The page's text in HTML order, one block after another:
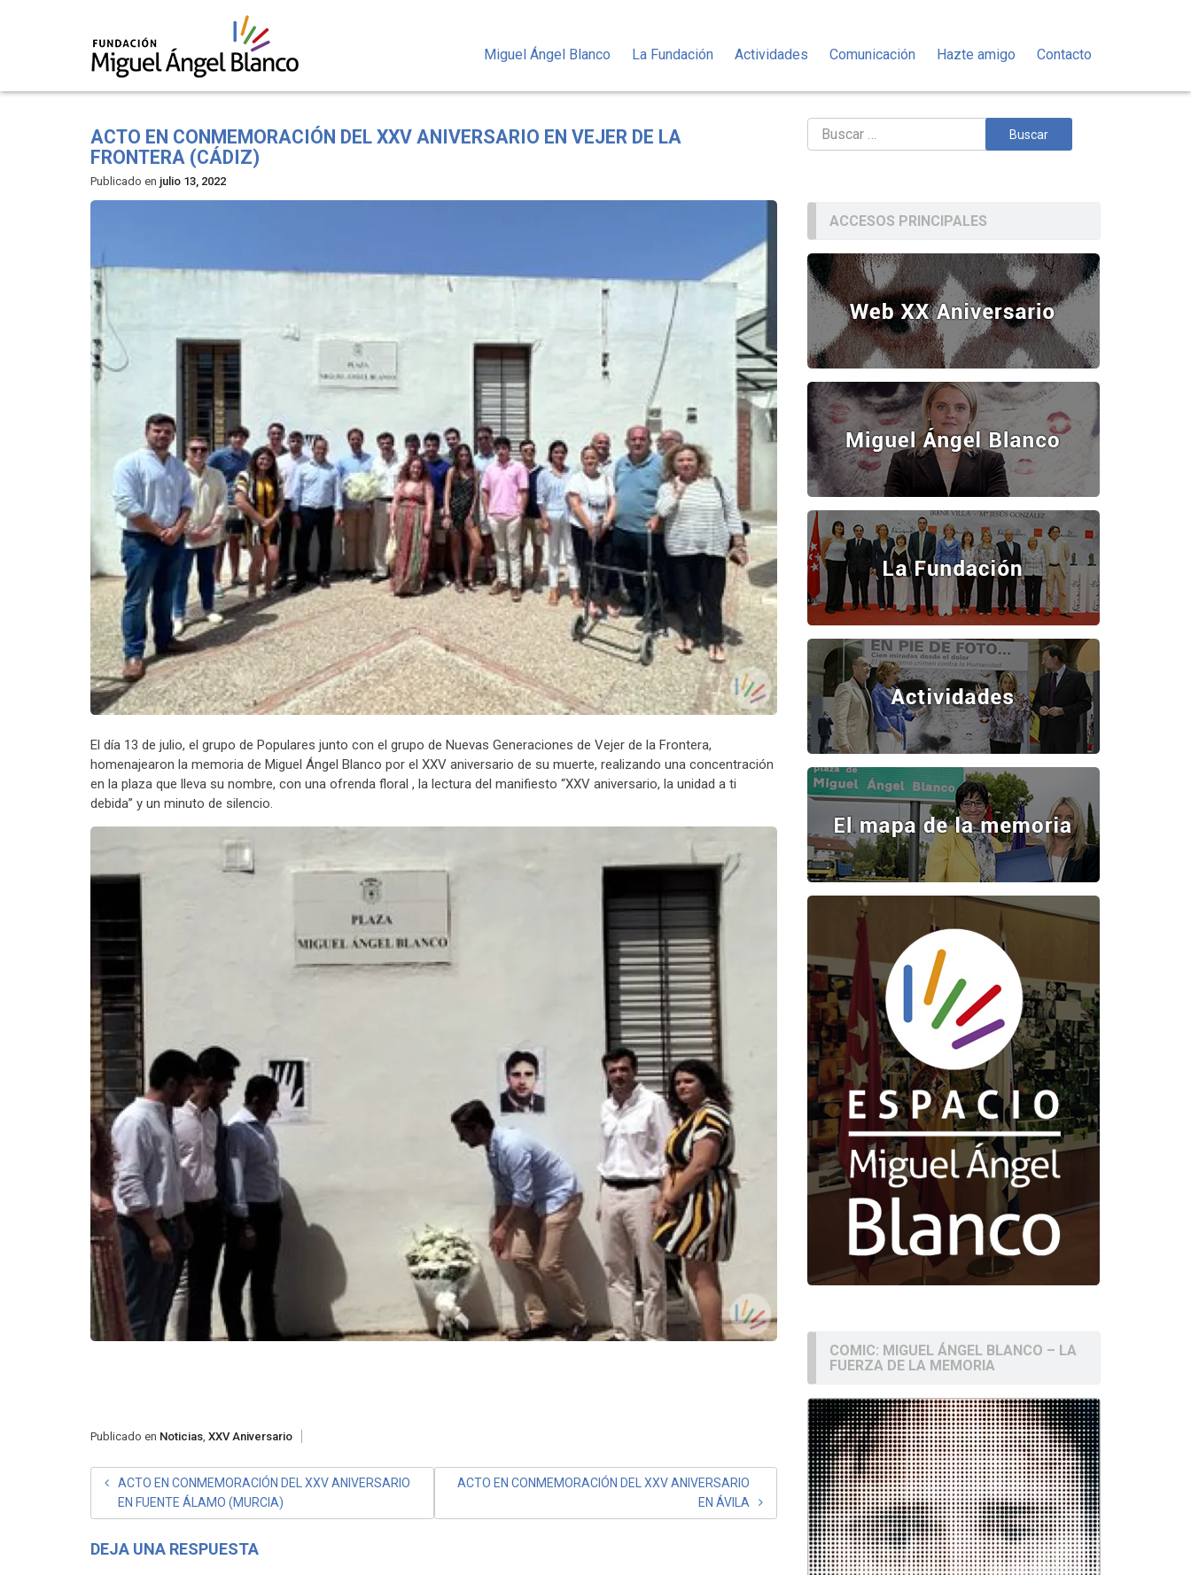
Miguel Ángel Blanco La Fundación Actividades Comunicación Hazte amigo Contacto
ACTO EN CONMEMORACIÓN DEL XXV ANIVERSARIO EN VEJER DE LA
FRONTERA (CÁDIZ)
Publicado en julio 13, 2022
El día 13 de julio, el grupo de Populares junto con el grupo de Nuevas Generaciones de Vejer de la Frontera,
homenajearon la memoria de Miguel Ángel Blanco por el XXV aniversario de su muerte, realizando una concentración
en la plaza que lleva su nombre, con una ofrenda floral , la lectura del manifiesto “XXV aniversario, la unidad a ti
debida” y un minuto de silencio.
Publicado en Noticias, XXV Aniversario
NAVEGACIÓN
DE
ENTRADAS
ACTO EN CONMEMORACIÓN DEL XXV ANIVERSARIO
EN FUENTE ÁLAMO (MURCIA)
ACTO EN CONMEMORACIÓN DEL XXV ANIVERSARIO
EN ÁVILA
DEJA UNA RESPUESTA
Buscar:
ACCESOS PRINCIPALES
COMIC: MIGUEL ÁNGEL BLANCO – LA
FUERZA DE LA MEMORIA